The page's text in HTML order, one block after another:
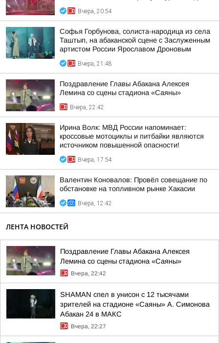
Вчера, 20:54
Софья Горбунова, солиста-народица из села
Таштып, на абаканской сцене с Заслуженным
артистом России Ярославом Дроновым
Вчера, 21:48
Поздравление Главы Абакана Алексея
Лемина со сцены стадиона «Саяны»
Вчера, 22:42
Ирина Волк: МВД России напоминает:
кроссовые мотоциклы и питбайки являются
источником повышенной опасности!
Вчера, 17:54
Валентин Коновалов: Провёл совещание по
обстановке на топливном рынке Хакасии
Вчера, 12:42
ЛЕНТА НОВОСТЕЙ
Поздравление Главы Абакана Алексея
Лемина со сцены стадиона «Саяны»
Вчера, 22:42
SHAMAN спел в унисон с 12 тысячами
зрителей на стадионе «Саяны» А. Симонова
Абакан 24 в МАКС
Вчера, 22:27